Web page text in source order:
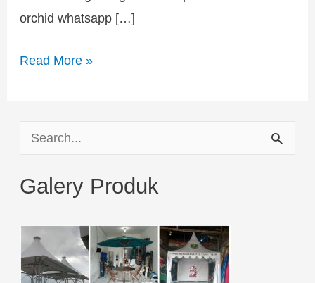
orchid whatsapp […]
Read More »
a
h
Galery Produk